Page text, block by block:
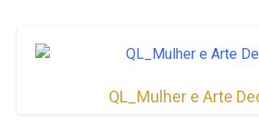
QL_Mulher e Arte